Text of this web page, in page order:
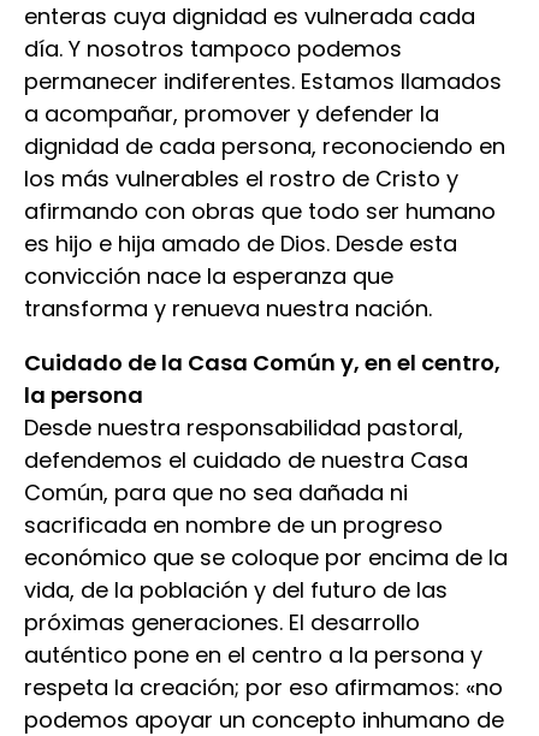
enteras cuya dignidad es vulnerada cada
día. Y nosotros tampoco podemos
permanecer indiferentes. Estamos llamados
a acompañar, promover y defender la
dignidad de cada persona, reconociendo en
los más vulnerables el rostro de Cristo y
afirmando con obras que todo ser humano
es hijo e hija amado de Dios. Desde esta
convicción nace la esperanza que
transforma y renueva nuestra nación.
Cuidado de la Casa Común y, en el centro,
la persona
Desde nuestra responsabilidad pastoral,
defendemos el cuidado de nuestra Casa
Común, para que no sea dañada ni
sacrificada en nombre de un progreso
económico que se coloque por encima de la
vida, de la población y del futuro de las
próximas generaciones. El desarrollo
auténtico pone en el centro a la persona y
respeta la creación; por eso afirmamos: «no
podemos apoyar un concepto inhumano de